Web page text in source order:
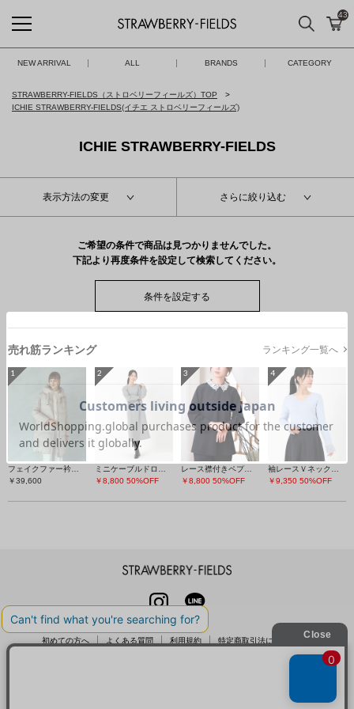
STRAWBERRY-FIELDS
検索 カ
43
NEW ARRIVAL ALL BRANDS CATEGORY
STRAWBERRY-FIELDS（ストロベリーフィールズ）TOP
ICHIE STRAWBERRY-FIELDS(イチエ ストロベリーフィールズ)
ICHIE STRAWBERRY-FIELDS
表示方法の変更 さらに絞り込む
ご希望の条件で商品は見つかりませんでした。
下記より再度条件を設定して検索してください。
条件を設定する
売れ筋ランキング ランキング一覧へ
1
フェイクファー衿ダウンコート
￥39,600
2
ミニケーブルドロストワンピース
￥8,800 50%OFF
3
レース襟付きペプラムプルオーバー
￥8,800 50%OFF
4
袖レースＶネックニット
￥9,350 50%OFF
INSTAGRAM
初めての方へ よくある質問 利用規約 特定商取引法に基づく表記
会社概要